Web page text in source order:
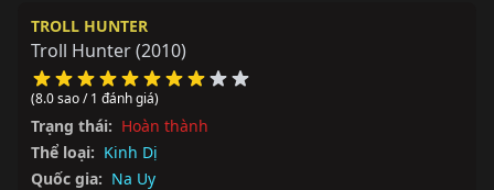
TROLL HUNTER
Troll Hunter(2010)
(8.0 sao / 1 đánh giá)
Trạng thái: Hoàn thành
Thể loại: Kinh Dị
Quốc gia: Na Uy